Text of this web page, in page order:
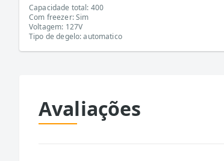
Capacidade total: 400
Com freezer: Sim
Voltagem: 127V
Tipo de degelo: automatico
Avaliações